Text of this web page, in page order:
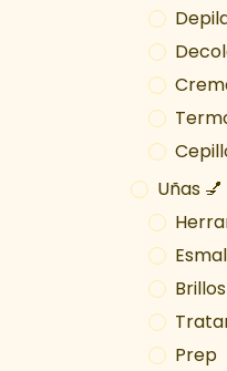
Uñas 💅
Brillos
Prep